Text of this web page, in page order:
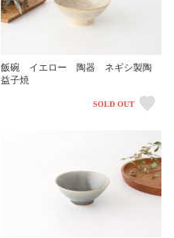
飯碗 イエロー 陶器 ネギシ製陶
益子焼
SOLD OUT